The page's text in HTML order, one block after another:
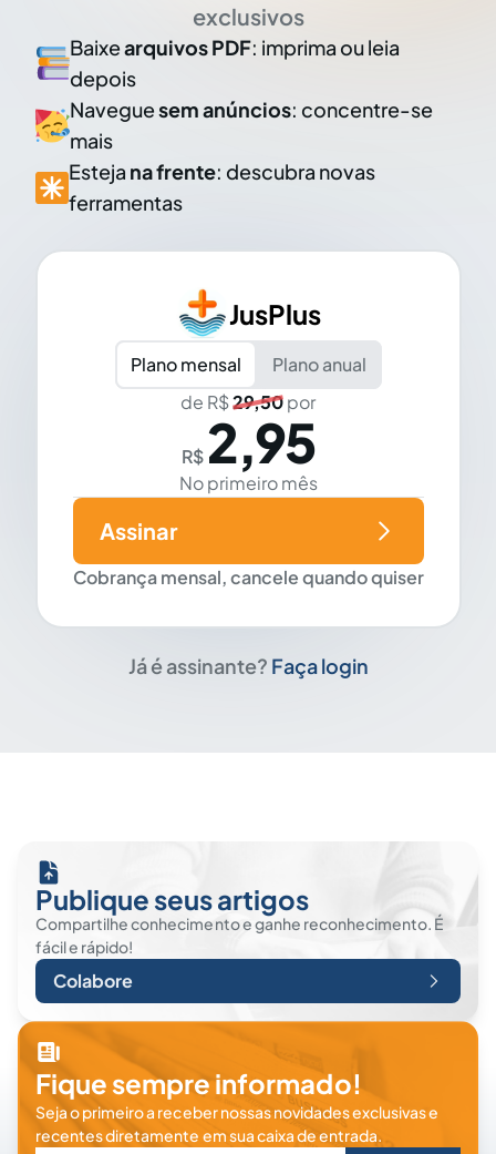
exclusivos
Baixearquivos PDF: imprima ou leia
depois
Naveguesem anúncios: concentre-se
mais
Esteja na frente: descubra novas
ferramentas
JusPlus
Plano mensal
Plano anual
de R$29,50por
R$ 2,95
No primeiro mês
Cobrança mensal, cancele quando quiser
Assinar
Já é assinante? Faça login
Publique seus artigos
Compartilhe conhecimento e ganhe reconhecimento. É
fácil e rápido!
Colabore
Fique sempre informado!
Seja o primeiro a receber nossas novidades exclusivas e
recentes diretamente em sua caixa de entrada.